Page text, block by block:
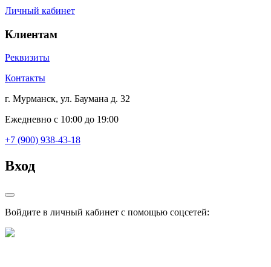
Личный кабинет
Клиентам
Реквизиты
Контакты
г. Мурманск, ул. Баумана д. 32
Ежедневно с 10:00 до 19:00
+7 (900) 938-43-18
Вход
Войдите в личный кабинет с помощью соцсетей: